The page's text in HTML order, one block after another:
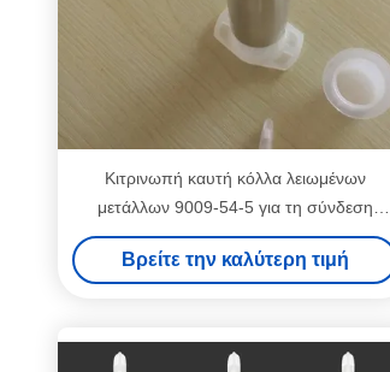
Κιτρινωπή καυτή κόλλα λειωμένων
μετάλλων 9009-54-5 για τη σύνδεση
καμερών Smartphone ηλεκτρονικής
Βρείτε την καλύτερη τιμή